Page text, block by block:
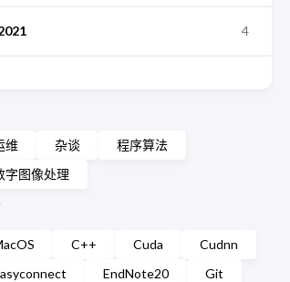
4
维 杂谈
程序算法
字图像处理
C++ Cuda
Cudnn
EndNote20
Git